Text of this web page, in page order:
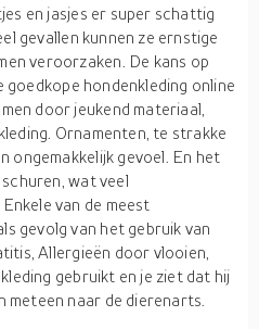
en jasjes er super schattig
gevallen kunnen ze ernstige
veroorzaken. De kans op
hondenkleding online
door jeukend materiaal,
Ornamenten, te strakke
ongemakkelijk gevoel. En het
wat veel
van de meest
gevolg van het gebruik van
Allergieën door vlooien,
gebruikt en je ziet dat hij
meteen naar de dierenarts.